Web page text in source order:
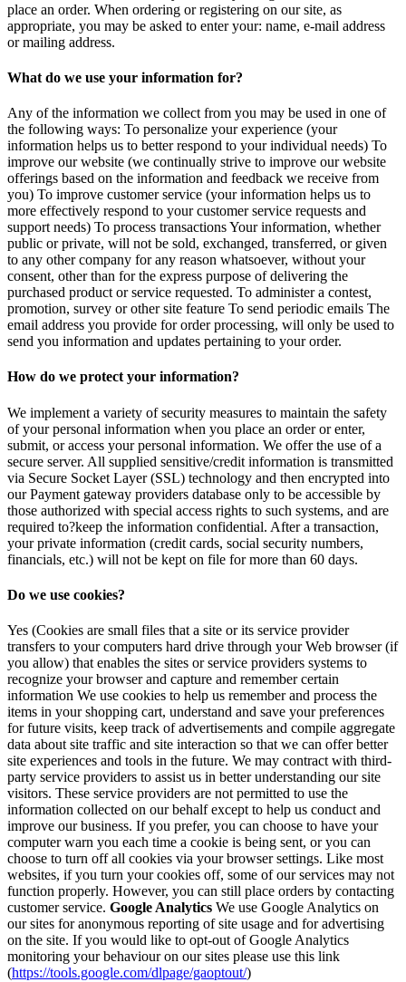
place an order. When ordering or registering on our site, as
appropriate, you may be asked to enter your: name, e-mail address
or mailing address.
What do we use your information for?
Any of the information we collect from you may be used in one of
the following ways: To personalize your experience (your
information helps us to better respond to your individual needs) To
improve our website (we continually strive to improve our website
offerings based on the information and feedback we receive from
you) To improve customer service (your information helps us to
more effectively respond to your customer service requests and
support needs) To process transactions Your information, whether
public or private, will not be sold, exchanged, transferred, or given
to any other company for any reason whatsoever, without your
consent, other than for the express purpose of delivering the
purchased product or service requested. To administer a contest,
promotion, survey or other site feature To send periodic emails The
email address you provide for order processing, will only be used to
send you information and updates pertaining to your order.
How do we protect your information?
We implement a variety of security measures to maintain the safety
of your personal information when you place an order or enter,
submit, or access your personal information. We offer the use of a
secure server. All supplied sensitive/credit information is transmitted
via Secure Socket Layer (SSL) technology and then encrypted into
our Payment gateway providers database only to be accessible by
those authorized with special access rights to such systems, and are
required to?keep the information confidential. After a transaction,
your private information (credit cards, social security numbers,
financials, etc.) will not be kept on file for more than 60 days.
Do we use cookies?
Yes (Cookies are small files that a site or its service provider
transfers to your computers hard drive through your Web browser (if
you allow) that enables the sites or service providers systems to
recognize your browser and capture and remember certain
information We use cookies to help us remember and process the
items in your shopping cart, understand and save your preferences
for future visits, keep track of advertisements and compile aggregate
data about site traffic and site interaction so that we can offer better
site experiences and tools in the future. We may contract with third-
party service providers to assist us in better understanding our site
visitors. These service providers are not permitted to use the
information collected on our behalf except to help us conduct and
improve our business. If you prefer, you can choose to have your
computer warn you each time a cookie is being sent, or you can
choose to turn off all cookies via your browser settings. Like most
websites, if you turn your cookies off, some of our services may not
function properly. However, you can still place orders by contacting
customer service. Google Analytics We use Google Analytics on
our sites for anonymous reporting of site usage and for advertising
on the site. If you would like to opt-out of Google Analytics
monitoring your behaviour on our sites please use this link
(https://tools.google.com/dlpage/gaoptout/)